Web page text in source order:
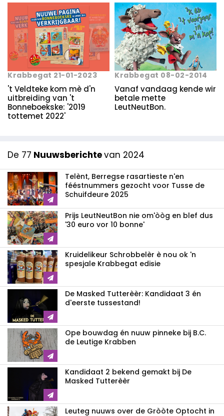
Krabbegat 21-01-2023
't Veldteke kom mè d'n
uitbreiding van 't
Bonneboekske: '2019
tottemet 2022'
Krabbegat 08-02-2014
Vanaf vandaag kende wir
betale mette
LeutNeutBon.
De 77 Nuuwsberichtevan 2024
Telènt, Berregse rasartieste n'en
fééstnummers gezocht voor Tusse de
Schuifdeure 2025
Prijs LeutNeutBon nie om'òòg en blef dus
'30 euro vor 10 bonne'
Kruidelikeur Schrobbelèr è nou ok 'n
spesjale Krabbegat edisie
De Masked Tutterèèr: Kandidaat 3 én
d'eerste tussestand!
Ope bouwdag én nuuw pinneke bij B.C.
de Leutige Krabben
Kandidaat 2 bekend gemakt bij De
Masked Tutterèèr
Leuteg nuuws over de Gròòte Optocht in